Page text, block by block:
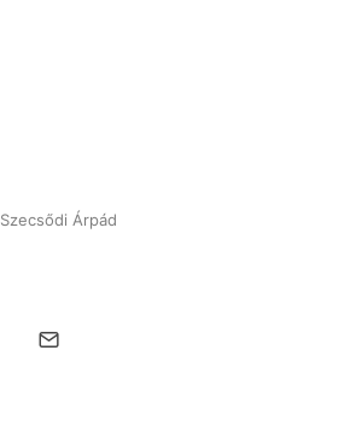
Szecsődi Árpád